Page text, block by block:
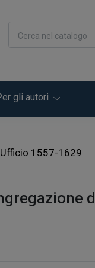
Cerca nel catalogo
gli autori
1557-1629